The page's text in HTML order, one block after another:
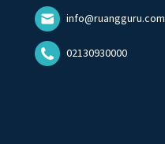
info@ruangguru.com
02130930000